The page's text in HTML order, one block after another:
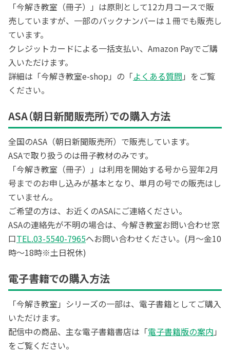
「今解き教室（冊子）」は原則として12カ月コースで販
売していますが、一部のバックナンバーは１冊でも販売し
ています。
クレジットカードによる一括支払い、Amazon Payでご購
入いただけます。
詳細は「今解き教室e-shop」の「よくある質問 」をご覧
ください。
ASA（朝日新聞販売所）での購入方法
全国のASA（朝日新聞販売所）で販売しています。
ASAで取り扱うのは冊子教材のみです。
「今解き教室（冊子）」は利用を開始する号から翌年2月
号までのお申し込みが基本となり、単月の号での販売はし
ていません。
ご希望の方は、お近くのASAにご連絡ください。
ASAの連絡先が不明の場合は、今解き教室お問い合わせ窓
口TEL.03-5540-7965へお問い合わせください。(月～金10
時～18時※土日祝休)
電子書籍での購入方法
「今解き教室」シリーズの一部は、電子書籍としてご購入
いただけます。
配信中の商品、主な電子書籍書店は「電子書籍版の案内 」
をご覧ください。